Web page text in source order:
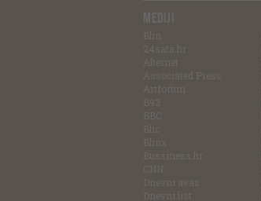
MEDIJI
Blin
24sata.hr
Alternet
Associated Press
Artforum
B92
BBC
Blic
Blinx
Bussiness.hr
CNN
Dnevni avaz
Dnevni list